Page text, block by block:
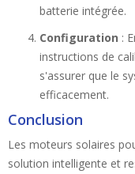
batterie intégrée.
Configuration :
instructions de
s'assurer que le
efficacement.
Conclusion
Les moteurs solaires
solution intelligente et